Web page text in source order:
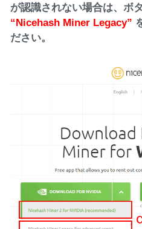
が認識されない場合は、ボ
“Nicehash Miner Legacy”
ださい。